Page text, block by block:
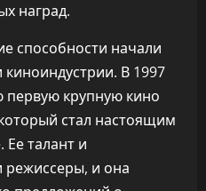
наград.
способности начали
В 1997
первую крупную кино
стал настоящим
талант и
режиссеры, и она